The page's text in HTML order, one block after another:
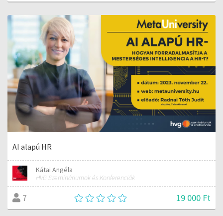
AI alapú HR
Kátai Angéla
HVG Szemináriumok és Konferenciák
7 19 000 Ft